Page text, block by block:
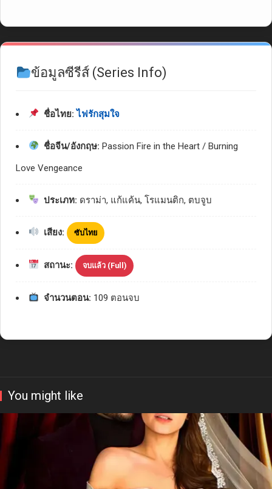
ข้อมูลซีรีส์ (Series Info)
ชื่อไทย: ไฟรักสุมใจ
ชื่อจีน/อังกฤษ: Passion Fire in the Heart / Burning
Love Vengeance
ประเภท: ดราม่า, แก้แค้น, โรแมนติก, ตบจูบ
เสียง: ซับไทย
สถานะ: จบแล้ว (Full)
จำนวนตอน: 109 ตอนจบ
You might like